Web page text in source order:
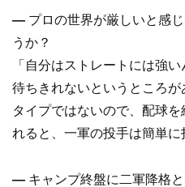
― プロの世界が厳しいと感
うか？
「自分はストレートには強
待ちきれないというところ
タイプではないので、配球
れると、一軍の投手は簡単に
― キャンプ終盤に二軍降格